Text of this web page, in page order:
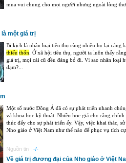
mua vui chung cho mọi người nhưng ngoài lòng
là một giá trị
Bi kịch là nhân loại tiêu thụ càng nhiều họ lại càng
thiếu thốn . Ở xã hội tiêu thụ, người ta luôn thấy
giá trị, mọi cái cũ đều đáng bỏ đi. Vì sao nhân loại
đạm?...
Một số nước Đông Á đã có sự phát triển nhanh
và khoa học kỹ thuật. Nhiều học giả cho rằng
thúc đẩy cho sự phát triển ấy. Vậy, việc khai thác,
Nho giáo ở Việt Nam như thế nào để phục vụ tích
Nguồn tin : -/-
Về giá trị đương đại của Nho giáo ở Việt